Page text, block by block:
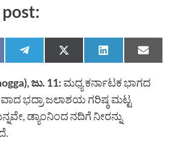
ಜು. 11: ಮಧ್ಯ ಕರ್ನಾಟಕ ಭಾಗದ
ಭದ್ರಾ ಜಲಾಶಯ ಗರಿಷ್ಠ ಮಟ್ಟ
ಡ್ಯಾಂನಿಂದ ನದಿಗೆ ನೀರನ್ನು